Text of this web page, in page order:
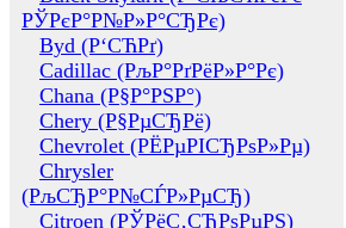
РЎРєР°Р№Р»Р°СЂРє)
Byd (Р‘СЋРґ)
Cadillac (РљР°РґРёР»Р°Рє)
Chana (Р§Р°РЅР°)
Chery (Р§РµСЂРё)
Chevrolet (РЁРµРІСЂРѕР»Рµ)
Chrysler
(РљСЂР°Р№СЃР»РµСЂ)
Citroen (РЎРёС‚СЂРѕРµРЅ)